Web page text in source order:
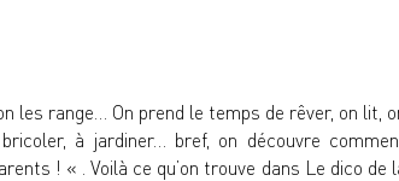
les range… On prend le temps de rêver, on lit,
à jardiner… bref, on découvre
! « . Voilà ce qu’on trouve dans Le dico de